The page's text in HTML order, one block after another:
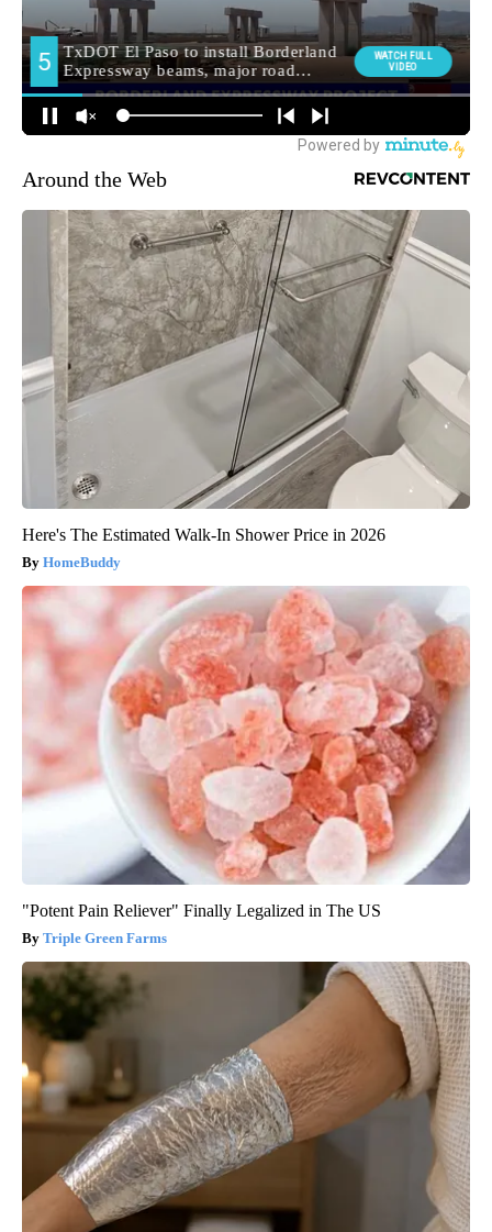
Around the Web
Here's The Estimated Walk-In Shower Price in 2026
HomeBuddy
"Potent Pain Reliever" Finally Legalized in The US
Triple Green Farms